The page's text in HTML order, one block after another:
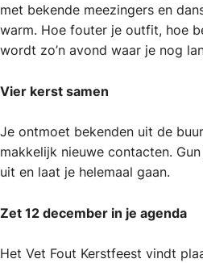
met bekende meezingers en
warm. Hoe fouter je outfit, hoe
wordt zo’n avond waar je nog
Vier kerst samen
Je ontmoet bekenden uit de
makkelijk nieuwe contacten.
uit en laat je helemaal gaan.
Zet 12 december in je agenda
Het Vet Fout Kerstfeest vindt